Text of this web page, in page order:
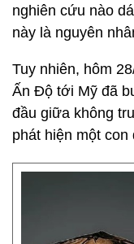
nghiên cứu nào
này là nguyên
Tuy nhiên, hôm
Ấn Độ tới Mỹ đã
đầu giữa không
phát hiện một